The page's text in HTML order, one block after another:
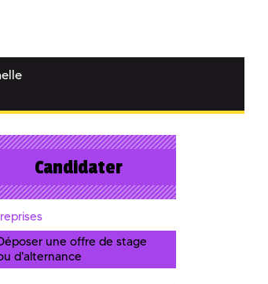
Candidater
une offre de stage
d'alternance